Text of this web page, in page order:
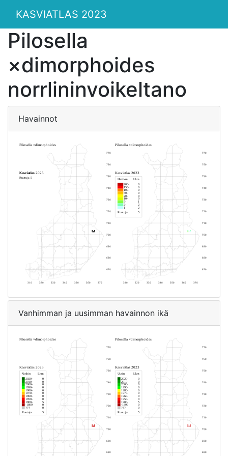
KASVIATLAS 2023
Pilosella
×dimorphoides
norrlininvoikeltano
Havainnot
Vanhimman ja uusimman havainnon ikä